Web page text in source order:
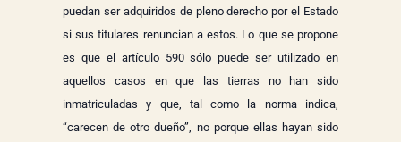
puedan ser adquiridos de pleno derecho por el Estado
si sus titulares renuncian a estos. Lo que se propone
es que el artículo 590 sólo puede ser utilizado en
aquellos casos en que las tierras no han sido
inmatriculadas y que, tal como la norma indica,
“carecen de otro dueño”, no porque ellas hayan sido